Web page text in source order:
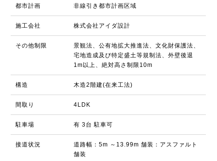
都市計画 非線引き都市計画区域
施工会社 株式会社アイダ設計
その他制限
景観法、公有地拡大推進法、文化財保護法、
宅地造成及び特定盛土等規制法、外壁後退
1m以上、絶対高さ制限10m
構造 木造2階建(在来工法)
間取り 4LDK
駐車場 有 3台 駐車可
接道状況
道路幅：5m ～13.99m 舗装：アスファルト
舗装